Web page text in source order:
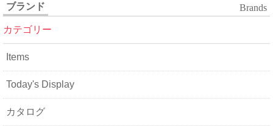
ブランド Brands
カテゴリー
Items
Today's Display
カタログ